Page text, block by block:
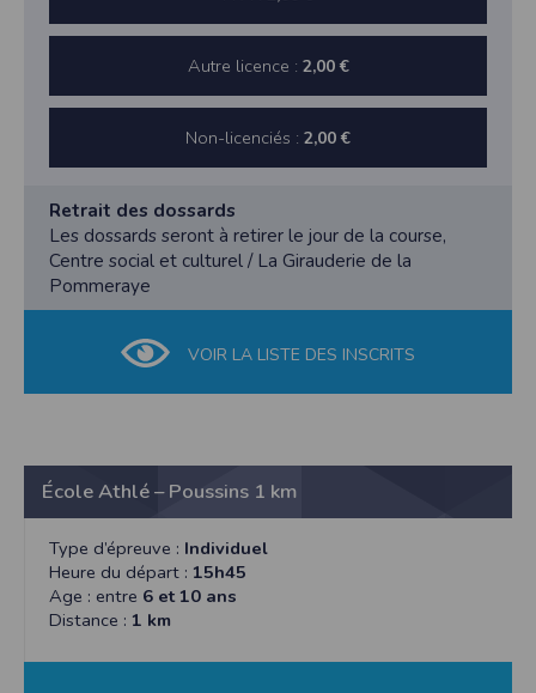
Autre licence : 2,00 €
Non-licenciés : 2,00 €
Retrait des dossards
Les dossards seront à retirer le jour de la course,
Centre social et culturel / La Girauderie de la
Pommeraye
VOIR LA LISTE DES INSCRITS
École Athlé – Poussins 1 km
Type d’épreuve : Individuel
Heure du départ : 15h45
Age : entre 6 et 10 ans
Distance : 1 km